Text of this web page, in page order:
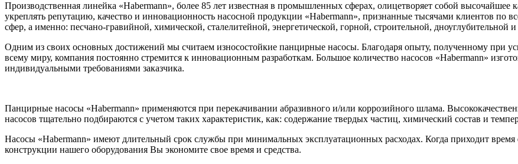
Производственная линейка «Habermann», более 85 лет известная в промышленных сферах, олицетворяет собой
укреплять репутацию, качество и инновационность насосной продукции «Habermann», признанные тысячами клиентов
сфер, а именно: песчано-гравийной, химической, сталелитейной, энергетической, горной, строительной, дноуглубительной
Одним из своих основных достижений мы считаем износостойкие панцирные насосы. Благодаря опыту, полученному при
всему миру, компания постоянно стремится к инновационным разработкам. Большое количество насосов «Habermann»
индивидуальными требованиями заказчика.
Панцирные насосы «Habermann» применяются при перекачивании абразивного и/или коррозийного шлама.
насосов тщательно подбираются с учетом таких характеристик, как: содержание твердых частиц, химический состав и
Насосы «Habermann» имеют длительный срок службы при минимальных эксплуатационных расходах. Когда приходит
конструкции нашего оборудования Вы экономите свое время и средства.